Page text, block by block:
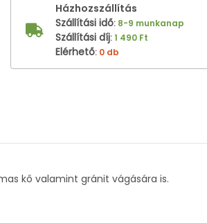
Házhozszállítás
Szállítási idő: 8-9 munkanap
Szállítási díj:1 490 Ft
Elérhető: 0 db
kő valamint gránit vágására is.